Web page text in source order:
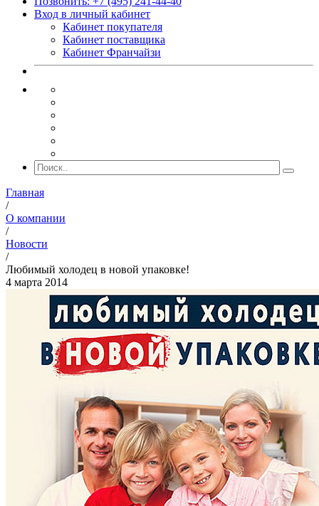
Вход в личный кабинет
Кабинет покупателя
Кабинет поставщика
Кабинет Франчайзи
Главная
/
О компании
/
Новости
/
Любимый холодец в новой упаковке!
4 марта 2014